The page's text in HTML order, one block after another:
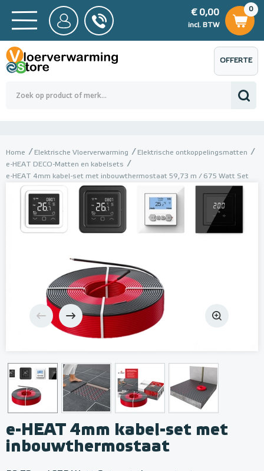
BTW
0,00
0
€ 0,00
incl. BTW
€ 0,00
OFFERTE
AANVRAGEN
Home Elektrische Vloerverwarming
Elektrische ontkoppelingsmatten
e-HEAT DECO-Matten en kabelsets
e-HEAT 4mm kabel-set met inbouwthermostaat 59,73 m / 675 Watt Set
met thermostaat
e-HEAT 4mm kabel-set met
inbouwthermostaat